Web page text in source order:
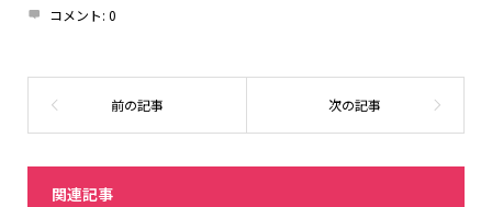
コメント: 0
関連記事